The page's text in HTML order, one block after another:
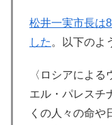
松井一実市長は
した 。以下のよ
〈ロシアによ
エル・パレスチ
くの人々の命や